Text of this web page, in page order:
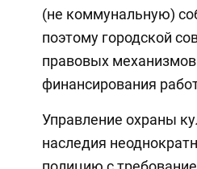
(не коммунальную)
поэтому городской
правовых
финансирования
Управление охраны
наследия